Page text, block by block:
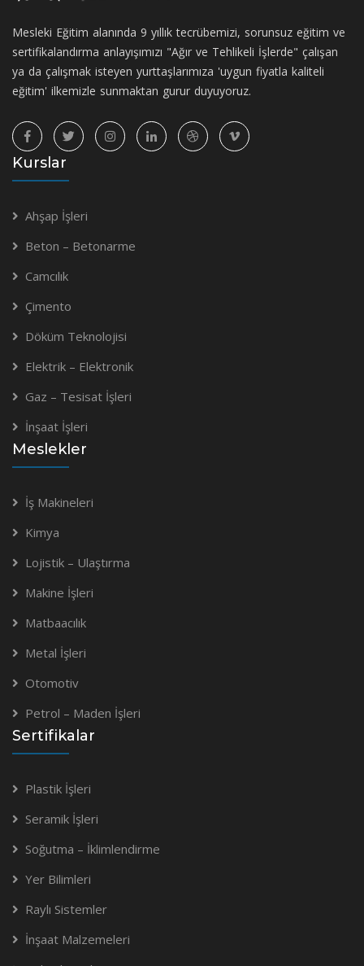
Mesleki Eğitim alanında 9 yıllık tecrübemizi, sorunsuz eğitim ve
sertifikalandırma anlayışımızı "Ağır ve Tehlikeli İşlerde" çalışan
ya da çalışmak isteyen yurttaşlarımıza 'uygun fiyatla kaliteli
eğitim' ilkemizle sunmaktan gurur duyuyoruz.
Kurslar
Ahşap İşleri
Beton – Betonarme
Camcılık
Çimento
Döküm Teknolojisi
Elektrik – Elektronik
Gaz – Tesisat İşleri
İnşaat İşleri
Meslekler
İş Makineleri
Kimya
Lojistik – Ulaştırma
Makine İşleri
Matbaacılık
Metal İşleri
Otomotiv
Petrol – Maden İşleri
Sertifikalar
Plastik İşleri
Seramik İşleri
Soğutma – İklimlendirme
Yer Bilimleri
Raylı Sistemler
İnşaat Malzemeleri